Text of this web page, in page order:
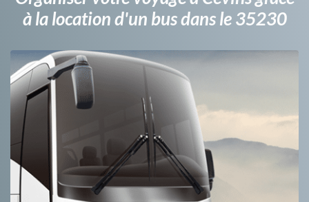
à la location d'un bus dans le 35230